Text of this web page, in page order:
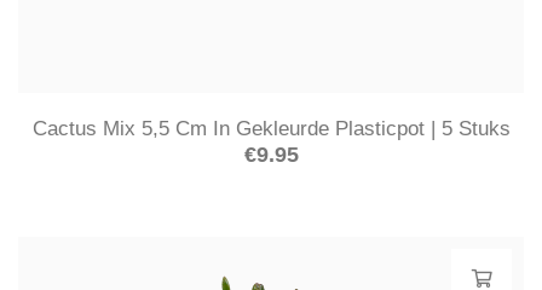
Cactus Mix 5,5 Cm In Gekleurde Plasticpot | 5 Stuks
€9.95